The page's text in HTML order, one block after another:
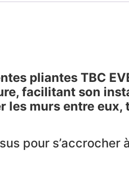
pliantes TBC
facilitant son
les murs entre eux,
pour s’accrocher